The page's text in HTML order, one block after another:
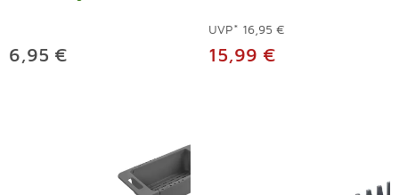
6,95 €
UVP* 16,95 €
15,99 €